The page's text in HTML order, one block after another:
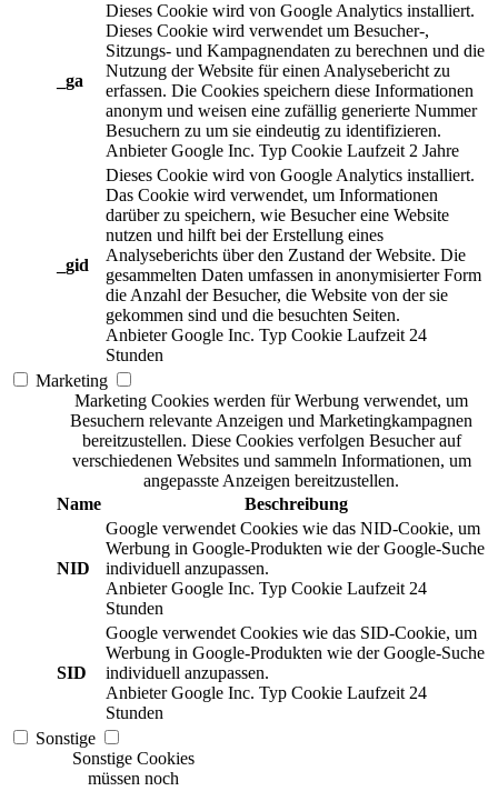
_ga
Dieses Cookie wird von Google Analytics installiert.
Dieses Cookie wird verwendet um Besucher-,
Sitzungs- und Kampagnendaten zu berechnen und die
Nutzung der Website für einen Analysebericht zu
erfassen. Die Cookies speichern diese Informationen
anonym und weisen eine zufällig generierte Nummer
Besuchern zu um sie eindeutig zu identifizieren.
Anbieter Google Inc. Typ Cookie Laufzeit 2 Jahre
_gid
Dieses Cookie wird von Google Analytics installiert.
Das Cookie wird verwendet, um Informationen
darüber zu speichern, wie Besucher eine Website
nutzen und hilft bei der Erstellung eines
Analyseberichts über den Zustand der Website. Die
gesammelten Daten umfassen in anonymisierter Form
die Anzahl der Besucher, die Website von der sie
gekommen sind und die besuchten Seiten.
Anbieter Google Inc. Typ Cookie Laufzeit 24
Stunden
Marketing
Marketing Cookies werden für Werbung verwendet, um
Besuchern relevante Anzeigen und Marketingkampagnen
bereitzustellen. Diese Cookies verfolgen Besucher auf
verschiedenen Websites und sammeln Informationen, um
angepasste Anzeigen bereitzustellen.
Name
Beschreibung
NID
Google verwendet Cookies wie das NID-Cookie, um
Werbung in Google-Produkten wie der Google-Suche
individuell anzupassen.
Anbieter Google Inc. Typ Cookie Laufzeit 24
Stunden
SID
Google verwendet Cookies wie das SID-Cookie, um
Werbung in Google-Produkten wie der Google-Suche
individuell anzupassen.
Anbieter Google Inc. Typ Cookie Laufzeit 24
Stunden
Sonstige
Sonstige Cookies
müssen noch